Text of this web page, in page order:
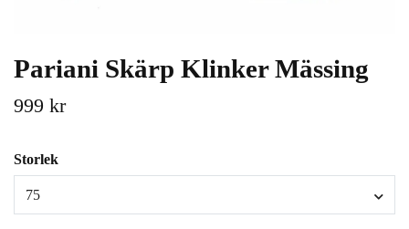
Pariani Skärp Klinker Mässing
999 kr
Storlek
75